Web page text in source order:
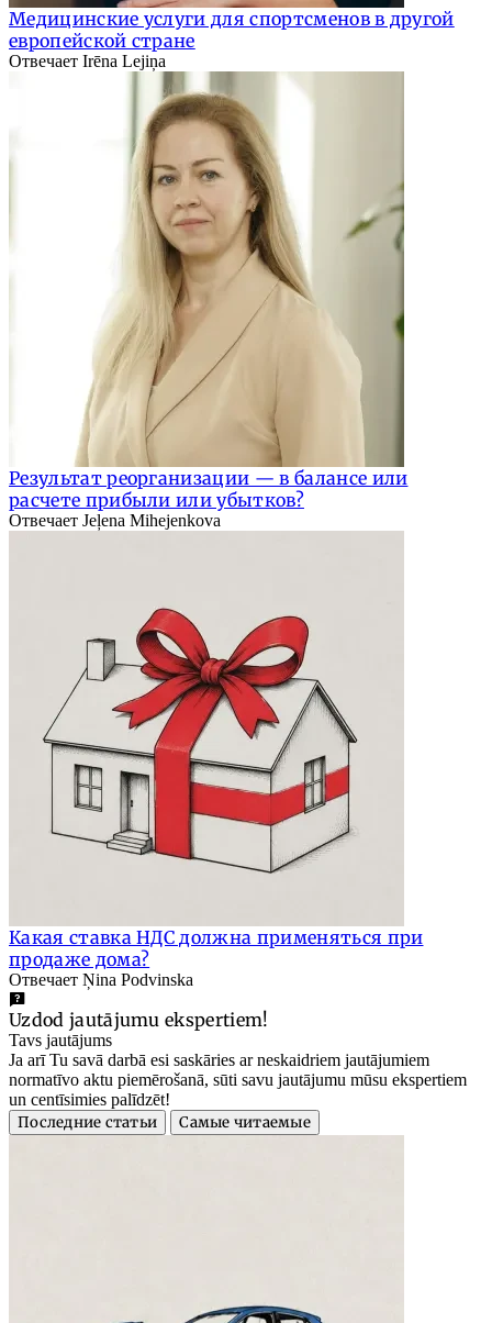
Медицинские услуги для спортсменов в другой
европейской стране
Отвечает Irēna Lejiņa
Результат реорганизации — в балансе или
расчете прибыли или убытков?
Отвечает Jeļena Mihejenkova
Какая ставка НДС должна применяться при
продаже дома?
Отвечает Ņina Podvinska
Uzdod jautājumu ekspertiem!
Tavs jautājums
Ja arī Tu savā darbā esi saskāries ar neskaidriem jautājumiem
normatīvo aktu piemērošanā, sūti savu jautājumu mūsu ekspertiem
un centīsimies palīdzēt!
Последние статьи
Самые читаемые